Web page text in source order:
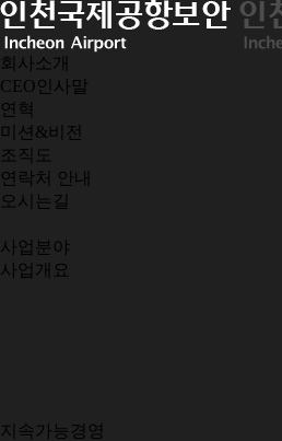
회사소개
CEO인사말
연혁
미션&비전
조직도
연락처 안내
오시는길
사업분야
사업개요
지속가능경영